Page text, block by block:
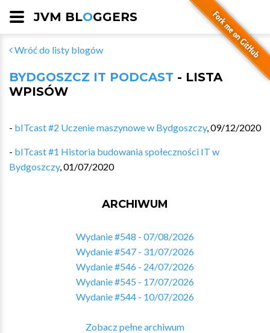
JVM BLOGGERS
Wróć do listy blogów
BYDGOSZCZ IT PODCAST - LISTA
WPISÓW
- bITcast #2 Uczenie maszynowe w Bydgoszczy,09/12/2020
- bITcast #1 Historia budowania społeczności IT w
Bydgoszczy,01/07/2020
ARCHIWUM
Wydanie #548 - 07/08/2026
Wydanie #547 - 31/07/2026
Wydanie #546 - 24/07/2026
Wydanie #545 - 17/07/2026
Wydanie #544 - 10/07/2026
Zobacz pełne archiwum